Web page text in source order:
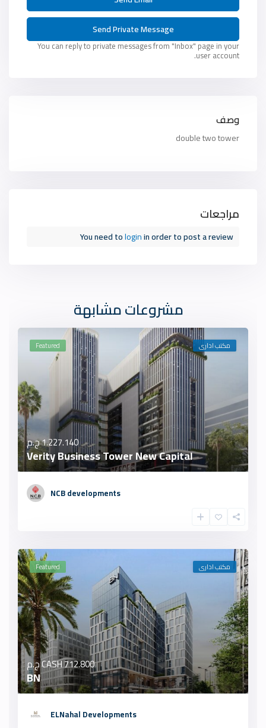
وصف
double two tower
You can reply to private messages from "Inbox" page in your
user account.
مراجعات
You need tologinin order to post a review
مشروعات مشابهة
Featured مكتب ادارى
1.227.140 ج.م
Verity Business Tower New Capital
NCB developments
Featured مكتب ادارى
CASH712.800 ج.م
BN
ELNahal Developments